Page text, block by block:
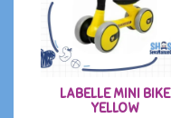
LABELLE MINI BIKE
YELLOW